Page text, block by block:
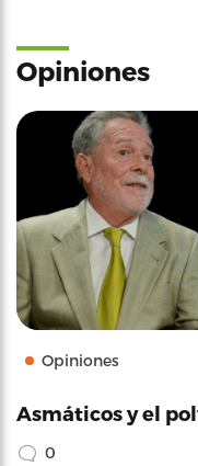
Opiniones
Opiniones
Asmáticos y el
0